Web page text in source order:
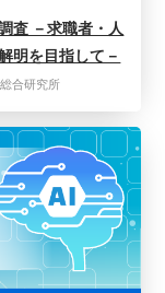
査 －求職者・人
明を目指して－
合研究所